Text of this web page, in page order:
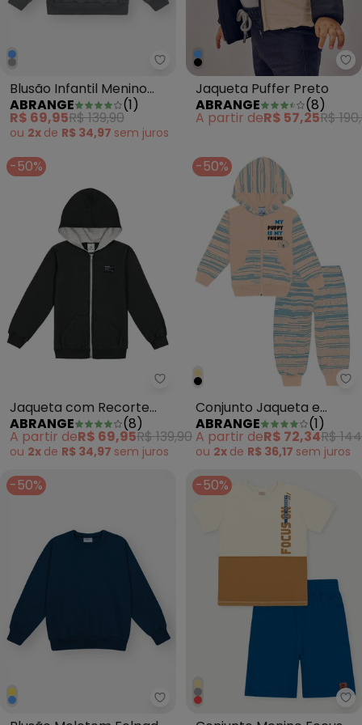
Abrange - Blusão Infantil
Blusão Infantil Menino
Dvtt Season Cinza
ABRANGE (1)
R$ 69,95R$ 139,90
ou 2x de R$ 34,97 sem juros
Jaqueta Puffer Preto
ABRANGE
(8)
A partir deR$ 57,25R$
-50%
Abrange - Jaqueta com
Jaqueta com Recorte
Estampado Costas
Chumbo
ABRANGE (8)
A partir deR$ 69,95R$ 139,90
ou 2x de R$ 34,97 sem juros
-50%
Conjunto Jaqueta e
Calça Riscado Baby Bege
ABRANGE (1)
A partir deR$ 72,34R$
ou 2x de R$ 36,17 sem juros
-50%
Abrange - Blusão Moletom
-50%